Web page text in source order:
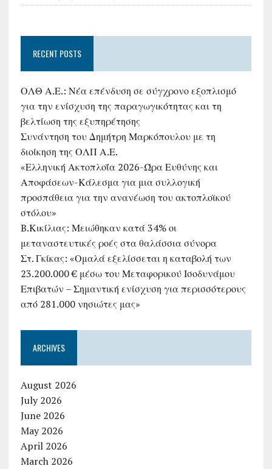
RECENT POSTS
ΟΛΘ Α.Ε.: Νέα επένδυση σε σύγχρονο εξοπλισμό
για την ενίσχυση της παραγωγικότητας και τη
βελτίωση της εξυπηρέτησης
Συνάντηση του Δημήτρη Μαρκόπουλου με τη
διοίκηση της ΟΛΠ Α.Ε.
«Ελληνική Ακτοπλοΐα 2026-Ώρα Ευθύνης και
Αποφάσεων-Κάλεσμα για μια συλλογική
προσπάθεια για την ανανέωση του ακτοπλοϊκού
στόλου»
B.Κικίλιας: Μειώθηκαν κατά 34% οι
μεταναστευτικές ροές στα θαλάσσια σύνορα
Στ. Γκίκας: «Ομαλά εξελίσσεται η καταβολή των
23.200.000 € μέσω του Μεταφορικού Ισοδυνάμου
Επιβατών – Σημαντική ενίσχυση για περισσότερους
από 281.000 νησιώτες μας»
ARCHIVES
August 2026
July 2026
June 2026
May 2026
April 2026
March 2026